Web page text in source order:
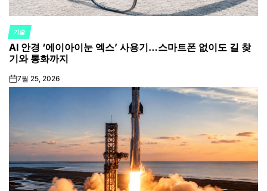
POSTED
IN
기술
AI 안경 ‘에이아이눈 엑스’ 사용기…스마트폰 없이도 길 찾
기와 통화까지
on7월 25, 2026